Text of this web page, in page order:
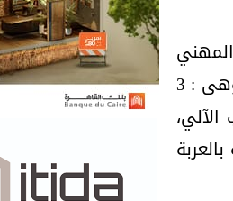
المهني
بسوهاج، والكوثر، وطهطا ، على عدد من المهن التى يحتاجها سوق العمل وهى : 3
بالعربة